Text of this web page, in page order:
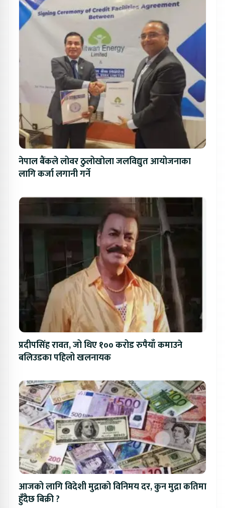
नेपाल बैंकले लोवर ठुलोखोला जलविद्युत आयोजनाका
लागि कर्जा लगानी गर्ने
प्रदीपसिंह रावत, जो थिए १०० करोड रुपैयाँ कमाउने
बलिउडका पहिलो खलनायक
आजको लागि विदेशी मुद्राको विनिमय दर, कुन मुद्रा कतिमा
हुँदैछ बिक्री ?